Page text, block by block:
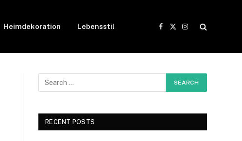
Heimdekoration Lebensstil
Facebook
X
Instagram
RECENT POSTS